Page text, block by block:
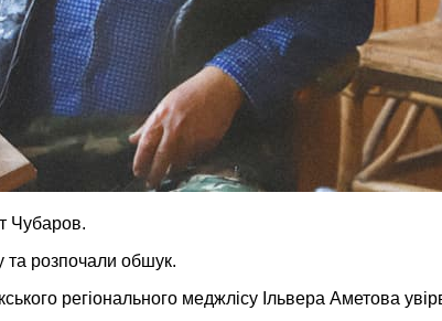
Чубаров.
та розпочали обшук.
регіонального меджлісу Ільвера Аметова